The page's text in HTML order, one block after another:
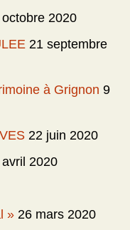
octobre 2020
21 septembre
à Grignon 9
22 juin 2020
avril 2020
» 26 mars 2020